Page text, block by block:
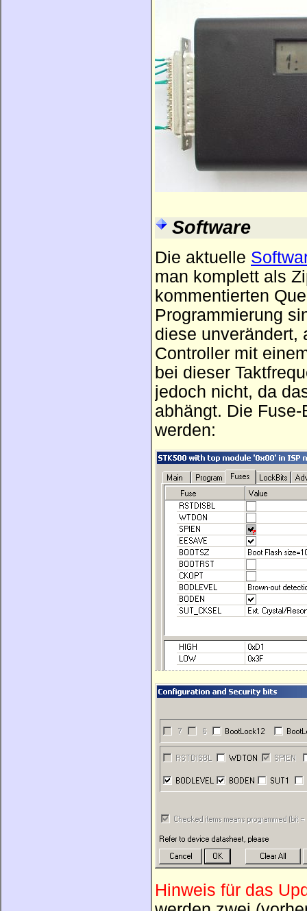
Software
Die aktuelle
man komplett als
kommentierten
Programmierung
diese unverändert,
Controller mit
bei dieser
jedoch nicht, da
abhängt. Die
werden:
Hinweis für das